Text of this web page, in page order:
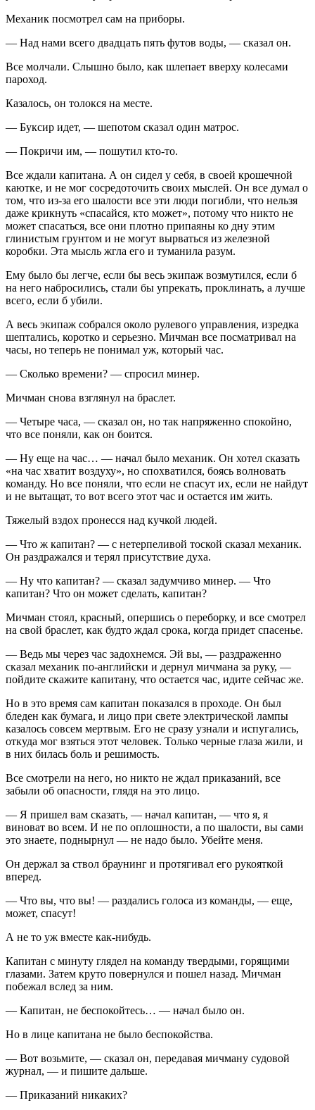
Механик посмотрел сам на приборы.
— Над нами всего двадцать пять футов воды, — сказал он.
Все молчали. Слышно было, как шлепает вверху колесами
пароход.
Казалось, он толокся на месте.
— Буксир идет, — шепотом сказал один матрос.
— Покричи им, — пошутил кто-то.
Все ждали капитана. А он сидел у себя, в своей крошечной
каютке, и не мог сосредоточить своих мыслей. Он все думал о
том, что из-за его шалости все эти люди погибли, что нельзя
даже крикнуть «спасайся, кто может», потому что никто не
может спасаться, все они плотно припаяны ко дну этим
глинистым грунтом и не могут вырваться из железной
коробки. Эта мысль жгла его и туманила разум.
Ему было бы легче, если бы весь экипаж возмутился, если б
на него набросились, стали бы упрекать, проклинать, а лучше
всего, если б убили.
А весь экипаж собрался около рулевого управления, изредка
шептались, коротко и серьезно. Мичман все посматривал на
часы, но теперь не понимал уж, который час.
— Сколько времени? — спросил минер.
Мичман снова взглянул на браслет.
— Четыре часа, — сказал он, но так напряженно спокойно,
что все поняли, как он боится.
— Ну еще на час… — начал было механик. Он хотел сказать
«на час хватит воздуху», но спохватился, боясь волновать
команду. Но все поняли, что если не спасут их, если не найдут
и не вытащат, то вот всего этот час и остается им жить.
Тяжелый вздох пронесся над кучкой людей.
— Что ж капитан? — с нетерпеливой тоской сказал механик.
Он раздражался и терял присутствие духа.
— Ну что капитан? — сказал задумчиво минер. — Что
капитан? Что он может сделать, капитан?
Мичман стоял, красный, опершись о переборку, и все смотрел
на свой браслет, как будто ждал срока, когда придет спасенье.
— Ведь мы через час задохнемся. Эй вы, — раздраженно
сказал механик по-английски и дернул мичмана за руку, —
пойдите скажите капитану, что остается час, идите сейчас же.
Но в это время сам капитан показался в проходе. Он был
бледен как бумага, и лицо при свете электрической лампы
казалось совсем мертвым. Его не сразу узнали и испугались,
откуда мог взяться этот человек. Только черные глаза жили, и
в них билась боль и решимость.
Все смотрели на него, но никто не ждал приказаний, все
забыли об опасности, глядя на это лицо.
— Я пришел вам сказать, — начал капитан, — что я, я
виноват во всем. И не по оплошности, а по шалости, вы сами
это знаете, поднырнул — не надо было. Убейте меня.
Он держал за ствол браунинг и протягивал его рукояткой
вперед.
— Что вы, что вы! — раздались голоса из команды, — еще,
может, спасут!
А не то уж вместе как-нибудь.
Капитан с минуту глядел на команду твердыми, горящими
глазами. Затем круто повернулся и пошел назад. Мичман
побежал вслед за ним.
— Капитан, не беспокойтесь… — начал было он.
Но в лице капитана не было беспокойства.
— Вот возьмите, — сказал он, передавая мичману судовой
журнал, — и пишите дальше.
— Приказаний никаких?